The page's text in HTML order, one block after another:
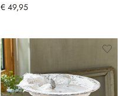
€ 49,95